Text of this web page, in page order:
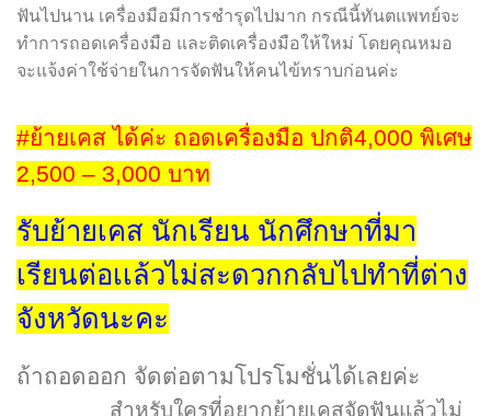
ฟันไปนาน เครื่องมือมีการชำรุดไปมาก กรณีนี้ทันตแพทย์จะ
ทำการถอดเครื่องมือ และติดเครื่องมือให้ใหม่ โดยคุณหมอ
จะแจ้งค่าใช้จ่ายในการจัดฟันให้คนไข้ทราบก่อนค่ะ
#ย้ายเคส ได้ค่ะ ถอดเครื่องมือ ปกติ4,000 พิเศษ
2,500 – 3,000 บาท
รับย้ายเคส นักเรียน นักศึกษาที่มา
เรียนต่อเเล้วไม่สะดวกกลับไปทำที่ต่าง
จังหวัดนะคะ
ถ้าถอดออก จัดต่อตามโปรโมชั่นได้เลยค่ะ
สำหรับใครที่อยากย้ายเคสจัดฟันแล้วไม่